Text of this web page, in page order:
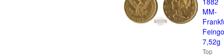
MM-
7,52g
Top